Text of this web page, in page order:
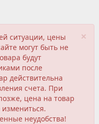
×
ситуации, цены
могут быть не
будут
после
действительна
счета. При
цена на товар
измениться.
неудобства!